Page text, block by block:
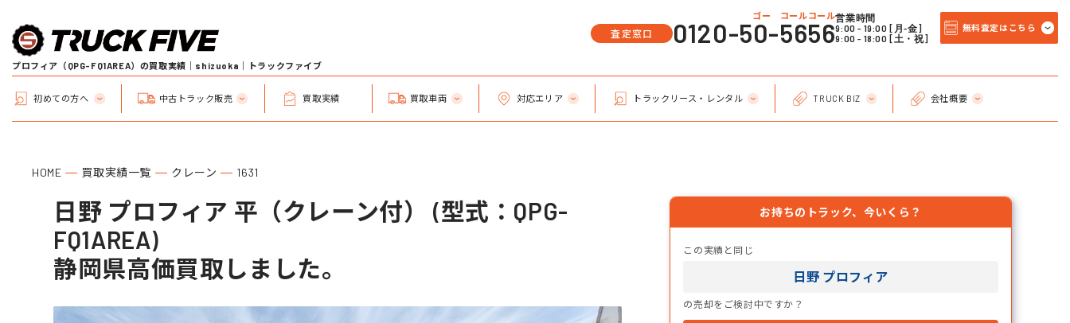
プロフィア（QPG-FQ1AREA）の買取実績｜shizuoka｜トラックファイブ
査定窓口
ゴー コールコール
0120-50-5656営業時間
9:00 - 19:00 [月-金]
9:00 - 18:00 [土・祝]
無料査定はこちら
初めての方へ 中古トラック販売 買取実績 買取車両 対応エリア トラックリース・レンタル TRUCK BIZ 会社概要
HOME 買取実績一覧 クレーン 1631
日野 プロフィア 平（クレーン付） (型式：QPG-
FQ1AREA)
静岡県高価買取しました。
お持ちのトラック、今いくら？
この実績と同じ
日野 プロフィア
の売却をご検討中ですか？